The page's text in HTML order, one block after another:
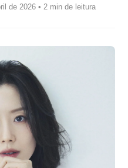
de 2026 • 2 min de leitura